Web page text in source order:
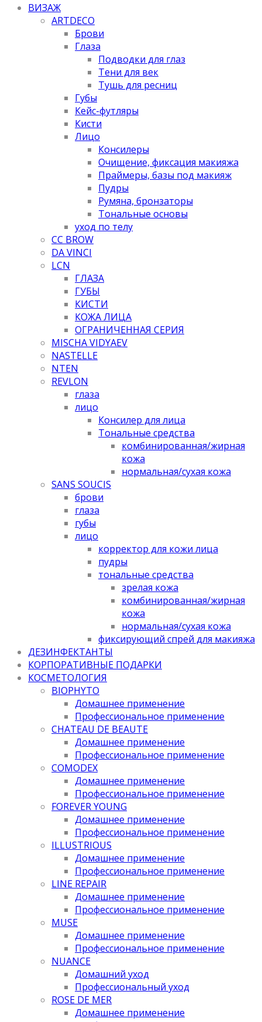
ВИЗАЖ
ARTDECO
Брови
Глаза
Подводки для глаз
Тени для век
Тушь для ресниц
Губы
Кейс-футляры
Кисти
Лицо
Консилеры
Очищение, фиксация макияжа
Праймеры, базы под макияж
Пудры
Румяна, бронзаторы
Тональные основы
уход по телу
CC BROW
DA VINCI
LCN
ГЛАЗА
ГУБЫ
КИСТИ
КОЖА ЛИЦА
ОГРАНИЧЕННАЯ СЕРИЯ
MISCHA VIDYAEV
NASTELLE
NTEN
REVLON
глаза
лицо
Консилер для лица
Тональные средства
комбинированная/жирная
кожа
нормальная/cухая кожа
SANS SOUCIS
брови
глаза
губы
лицо
корректор для кожи лица
пудры
тональные средства
зрелая кожа
комбинированная/жирная
кожа
нормальная/cухая кожа
фиксирующий спрей для макияжа
ДЕЗИНФЕКТАНТЫ
КОРПОРАТИВНЫЕ ПОДАРКИ
КОСМЕТОЛОГИЯ
BIOPHYTO
Домашнее применение
Профессиональное применение
CHATEAU DE BEAUTE
Домашнее применение
Профессиональное применение
COMODEX
Домашнее применение
Профессиональное применение
FOREVER YOUNG
Домашнее применение
Профессиональное применение
ILLUSTRIOUS
Домашнее применение
Профессиональное применение
LINE REPAIR
Домашнее применение
Профессиональное применение
MUSE
Домашнее применение
Профессиональное применение
NUANCE
Домашний уход
Профессиональный уход
ROSE DE MER
Домашнее применение